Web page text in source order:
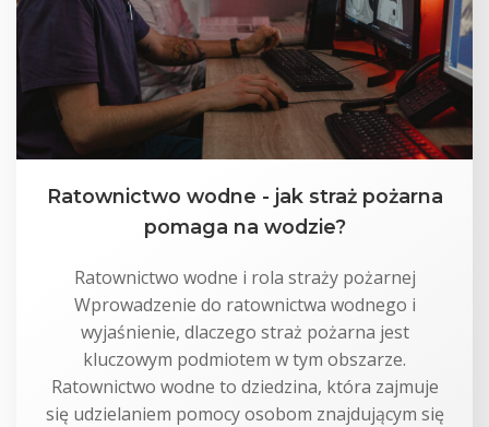
Ratownictwo wodne - jak straż pożarna
pomaga na wodzie?
Ratownictwo wodne i rola straży pożarnej
Wprowadzenie do ratownictwa wodnego i
wyjaśnienie, dlaczego straż pożarna jest
kluczowym podmiotem w tym obszarze.
Ratownictwo wodne to dziedzina, która zajmuje
się udzielaniem pomocy osobom znajdującym się